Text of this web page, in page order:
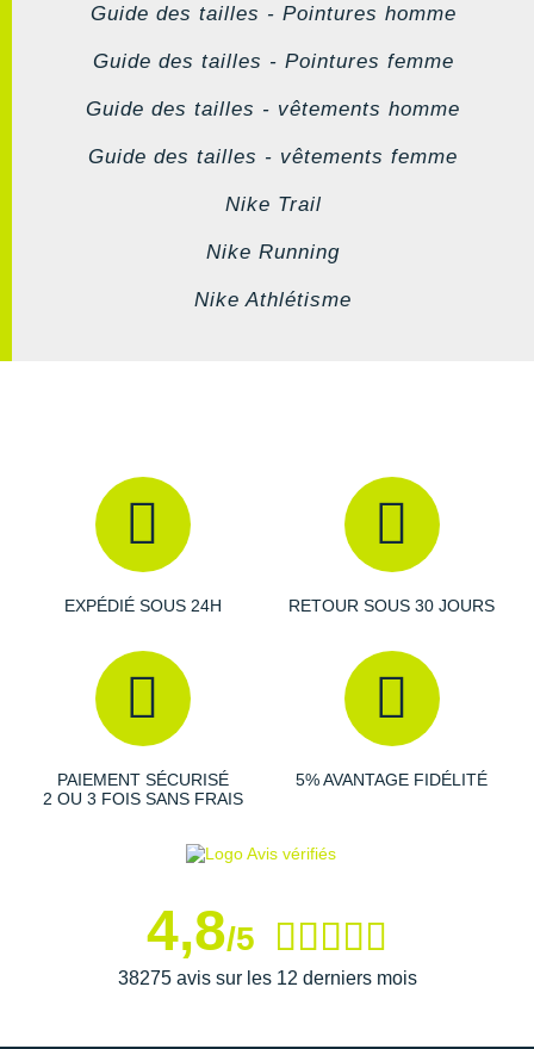
Guide des tailles - Pointures homme
Guide des tailles - Pointures femme
Guide des tailles - vêtements homme
Guide des tailles - vêtements femme
Nike Trail
Nike Running
Nike Athlétisme
EXPÉDIÉ SOUS 24H RETOUR SOUS 30 JOURS
PAIEMENT SÉCURISÉ
2 OU 3 FOIS SANS FRAIS
5% AVANTAGE FIDÉLITÉ
4,8/5
38275 avis sur les 12 derniers mois